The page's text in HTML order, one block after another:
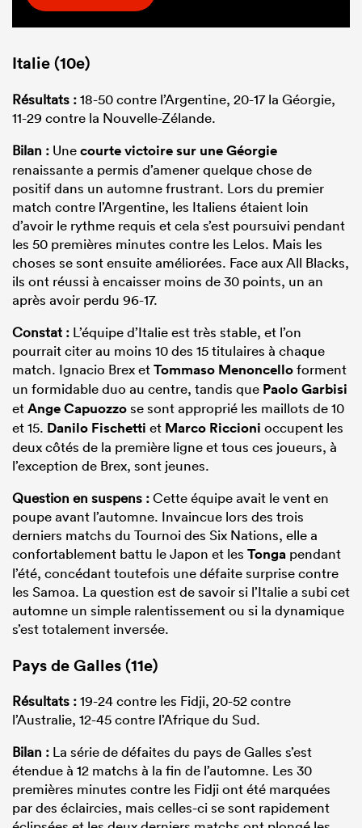
Italie (10e)
Résultats :18-50 contre l’Argentine, 20-17 la Géorgie,
11-29 contre la Nouvelle-Zélande.
Bilan : Unecourte victoire sur une Géorgie
renaissante a permis d’amener quelque chose de
positif dans un automne frustrant. Lors du premier
match contre l’Argentine, les Italiens étaient loin
d’avoir le rythme requis et cela s’est poursuivi pendant
les 50 premières minutes contre les Lelos. Mais les
choses se sont ensuite améliorées. Face aux All Blacks,
ils ont réussi à encaisser moins de 30 points, un an
après avoir perdu 96-17.
Constat : L’équipe d’Italie est très stable, et l’on
pourrait citer au moins 10 des 15 titulaires à chaque
match. Ignacio Brex etTommaso Menoncelloforment
un formidable duo au centre, tandis que Paolo Garbisi
etAnge Capuozzose sont approprié les maillots de 10
et 15. Danilo Fischetti et Marco Riccioni occupent les
deux côtés de la première ligne et tous ces joueurs, à
l’exception de Brex, sont jeunes.
Question en suspens :Cette équipe avait le vent en
poupe avant l’automne. Invaincue lors des trois
derniers matchs du Tournoi des Six Nations, elle a
confortablement battu le Japon et les Tonga pendant
l’été, concédant toutefois une défaite surprise contre
les Samoa. La question est de savoir si l’Italie a subi cet
automne un simple ralentissement ou si la dynamique
s’est totalement inversée.
Pays de Galles (11e)
Résultats :19-24 contre les Fidji, 20-52 contre
l’Australie, 12-45 contre l’Afrique du Sud.
Bilan : La série de défaites du pays de Galles s’est
étendue à 12 matchs à la fin de l’automne. Les 30
premières minutes contre les Fidji ont été marquées
par des éclaircies, mais celles-ci se sont rapidement